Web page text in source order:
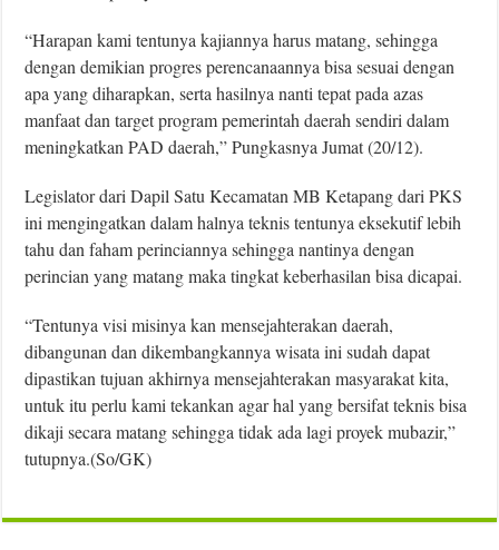
“Harapan kami tentunya kajiannya harus matang, sehingga
dengan demikian progres perencanaannya bisa sesuai dengan
apa yang diharapkan, serta hasilnya nanti tepat pada azas
manfaat dan target program pemerintah daerah sendiri dalam
meningkatkan PAD daerah,” Pungkasnya Jumat (20/12).
Legislator dari Dapil Satu Kecamatan MB Ketapang dari PKS
ini mengingatkan dalam halnya teknis tentunya eksekutif lebih
tahu dan faham perinciannya sehingga nantinya dengan
perincian yang matang maka tingkat keberhasilan bisa dicapai.
“Tentunya visi misinya kan mensejahterakan daerah,
dibangunan dan dikembangkannya wisata ini sudah dapat
dipastikan tujuan akhirnya mensejahterakan masyarakat kita,
untuk itu perlu kami tekankan agar hal yang bersifat teknis bisa
dikaji secara matang sehingga tidak ada lagi proyek mubazir,”
tutupnya.(So/GK)